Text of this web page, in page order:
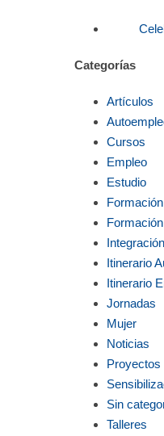
Categorías
Artículos
Cursos
Empleo
Estudio
Itinerario
Itinerario
Jornadas
Mujer
Noticias
Proyectos
Sin
Talleres